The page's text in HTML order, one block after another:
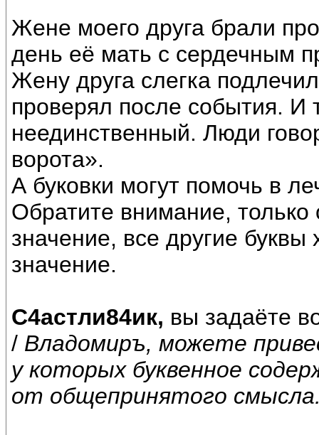
Жене моего друга брали
день её мать с сердечным
Жену друга слегка
проверял после события. И
неединственный. Люди
ворота».
А буковки могут помочь в
Обратите внимание,
значение, все другие
значение.
С4астли84ик, вы задаёте
/ Владомиръ, можете
у которых буквенное
от общепринятого